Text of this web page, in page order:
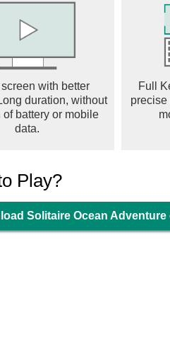
with better
duration, without
of battery or mobile
data.
Full
precise
Play?
Solitaire Ocean Adventure